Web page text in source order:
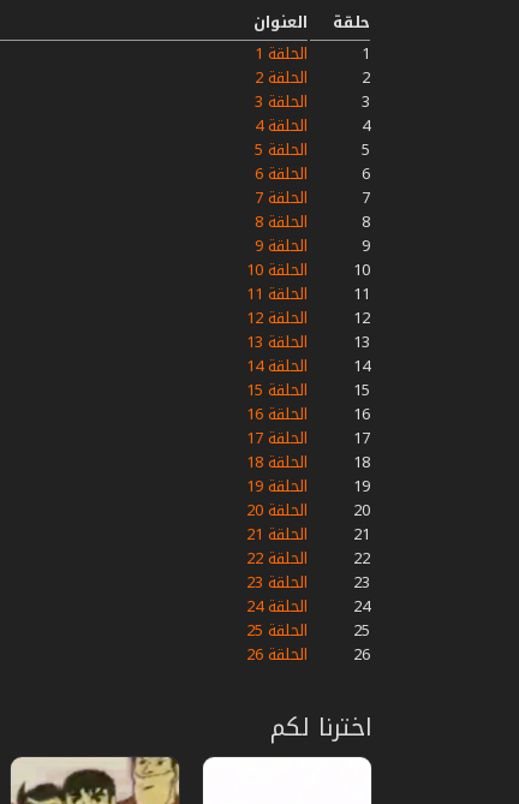
حلقة العنوان
1
الحلقة 1
2
الحلقة 2
3
الحلقة 3
4
الحلقة 4
5
الحلقة 5
6
الحلقة 6
7
الحلقة 7
8
الحلقة 8
9
الحلقة 9
10
الحلقة 10
11
الحلقة 11
12
الحلقة 12
13
الحلقة 13
14
الحلقة 14
15
الحلقة 15
16
الحلقة 16
17
الحلقة 17
18
الحلقة 18
19
الحلقة 19
20
الحلقة 20
21
الحلقة 21
22
الحلقة 22
23
الحلقة 23
24
الحلقة 24
25
الحلقة 25
26
الحلقة 26
اخترنا لكم